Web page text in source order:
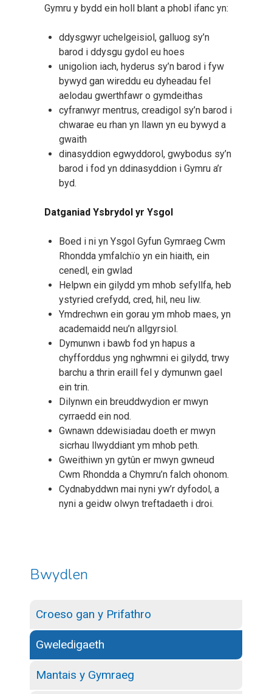
Gymru y bydd ein holl blant a phobl ifanc yn:
ddysgwyr uchelgeisiol, galluog sy’n
barod i ddysgu gydol eu hoes
unigolion iach, hyderus sy’n barod i fyw
bywyd gan wireddu eu dyheadau fel
aelodau gwerthfawr o gymdeithas
cyfranwyr mentrus, creadigol sy’n barod i
chwarae eu rhan yn llawn yn eu bywyd a
gwaith
dinasyddion egwyddorol, gwybodus sy’n
barod i fod yn ddinasyddion i Gymru a’r
byd.
Datganiad Ysbrydol yr Ysgol
Boed i ni yn Ysgol Gyfun Gymraeg Cwm
Rhondda ymfalchïo yn ein hiaith, ein
cenedl, ein gwlad
Helpwn ein gilydd ym mhob sefyllfa, heb
ystyried crefydd, cred, hil, neu liw.
Ymdrechwn ein gorau ym mhob maes, yn
academaidd neu’n allgyrsiol.
Dymunwn i bawb fod yn hapus a
chyfforddus yng nghwmni ei gilydd, trwy
barchu a thrin eraill fel y dymunwn gael
ein trin.
Dilynwn ein breuddwydion er mwyn
cyrraedd ein nod.
Gwnawn ddewisiadau doeth er mwyn
sicrhau llwyddiant ym mhob peth.
Gweithiwn yn gytûn er mwyn gwneud
Cwm Rhondda a Chymru’n falch ohonom.
Cydnabyddwn mai nyni yw’r dyfodol, a
nyni a geidw olwyn treftadaeth i droi.
Bwydlen
Croeso gan y Prifathro
Gweledigaeth
Mantais y Gymraeg